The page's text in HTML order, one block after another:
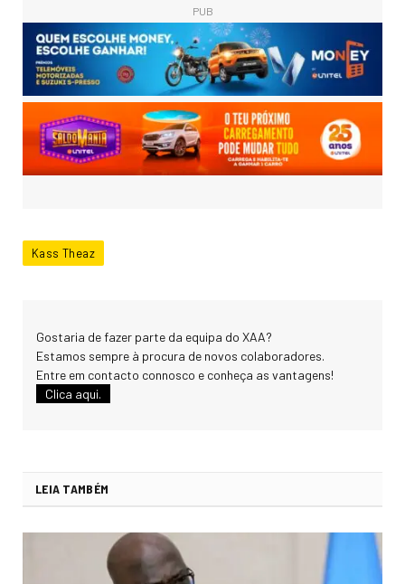
PUB
Kass Theaz
Gostaria de fazer parte da equipa do XAA?
Estamos sempre à procura de novos colaboradores.
Entre em contacto connosco e conheça as vantagens!
Clica aqui.
LEIA TAMBÉM